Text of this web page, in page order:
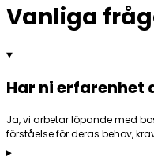
Vanliga
Har ni erfarenhet
Ja, vi arbetar löpande med
förståelse för deras behov,